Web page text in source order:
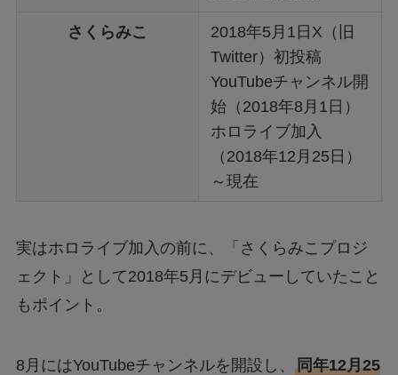
さくらみこ
2018年5月1日X（旧
Twitter）初投稿
YouTubeチャンネル開
始（2018年8月1日）
ホロライブ加入
（2018年12月25日）
～現在
実はホロライブ加入の前に、「さくらみこプロジ
ェクト」として2018年5月にデビューしていたこと
もポイント。
8月にはYouTubeチャンネルを開設し、 同年12月25